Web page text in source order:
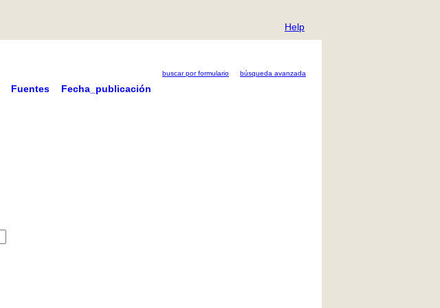
Help
buscar por formulario búsqueda avanzada
Fuentes Fecha_publicación